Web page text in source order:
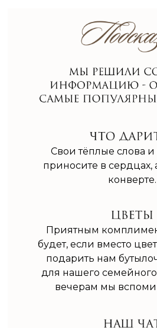
Свои тёплые слова
приносите в сердцах,
конверте.
Приятным
будет, если вместо
подарить нам
для нашего семейного
вечерам мы